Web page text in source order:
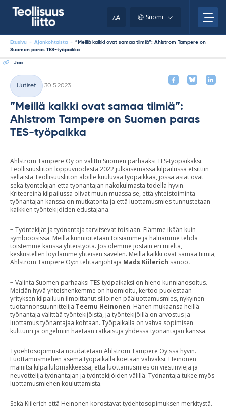
AA Suomi
Etusivu - Ajankohtaista - ”Meillä kaikki ovat samaa tiimiä”: Ahlstrom Tampere on
Suomen paras TES-työpaikka
Jaa
Kategoriat
Uutiset
30.5.2023
”Meillä kaikki ovat samaa tiimiä”:
Ahlstrom Tampere on Suomen paras
TES-työpaikka
Ahlstrom Tampere Oy on valittu Suomen parhaaksi TES-työpaikaksi.
Teollisuusliiton loppuvuodesta 2022 julkaisemassa kilpailussa etsittiin
sellaista Teollisuusliiton aloille kuuluvaa työpaikkaa, jossa asiat ovat
sekä työntekijän että työnantajan näkökulmasta todella hyvin.
Kriteereinä kilpailussa olivat muun muassa se, että yhteistoiminta
työnantajan kanssa on mutkatonta ja että luottamusmies tunnustetaan
kaikkien työntekijöiden edustajana.
− Työntekijät ja työnantaja tarvitsevat toisiaan. Elämme ikään kuin
symbioosissa. Meillä kunnioitetaan toisiamme ja haluamme tehdä
toistemme kanssa yhteistyötä. Jos olemme jostain eri mieltä,
keskustellen löydämme yhteisen sävelen. Meillä kaikki ovat samaa tiimiä,
Ahlstrom Tampere Oy:n tehtaanjohtaja Mads Kiilerich sanoo.
− Valinta Suomen parhaaksi TES-työpaikaksi on hieno kunnianosoitus.
Meidän hyvä yhteishenkemme on huomioitu, kertoo puolestaan
yrityksen kilpailuun ilmoittanut silloinen pääluottamusmies, nykyinen
tuotannonsuunnittelija Teemu Heinonen. Hänen mukaansa heillä
työnantaja välittää työntekijöistä, ja työntekijöillä on arvostus ja
luottamus työnantajaa kohtaan. Työpaikalla on vahva sopimisen
kulttuuri ja ongelmiin haetaan ratkaisuja yhdessä työnantajan kanssa.
Työehtosopimusta noudatetaan Ahlstrom Tampere Oy:ssä hyvin.
Luottamusmiehen asema työpaikalla koetaan vahvaksi. Heinonen
mainitsi kilpailulomakkeessa, että luottamusmies on viestinviejä ja
neuvottelija työnantajan ja työntekijöiden välillä. Työnantaja tukee myös
luottamusmiehen kouluttamista.
Sekä Kiilerich että Heinonen korostavat työehtosopimuksen merkitystä.
clipboard.)